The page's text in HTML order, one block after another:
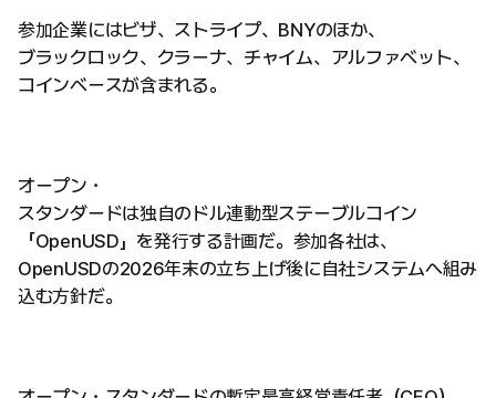
参加企業にはビザ、ストライプ、BNYのほか、
ブラックロック、クラーナ、チャイム、アルファベット、
コインベースが含まれる。
オープン・
スタンダードは独自のドル連動型ステーブルコイン
「OpenUSD」を発行する計画だ。参加各社は、
OpenUSDの2026年末の立ち上げ後に自社システムへ組み
込む方針だ。